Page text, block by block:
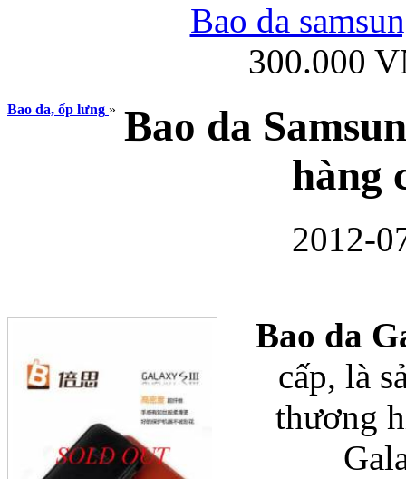
Bao da Samsung
Ốp lưng Samsung
Bao da
300.000
Bao da, ốp lưng » Bao da
hàng
2012-
Bao da
cấp, là
thương